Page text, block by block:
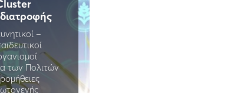
–
των Πολιτών